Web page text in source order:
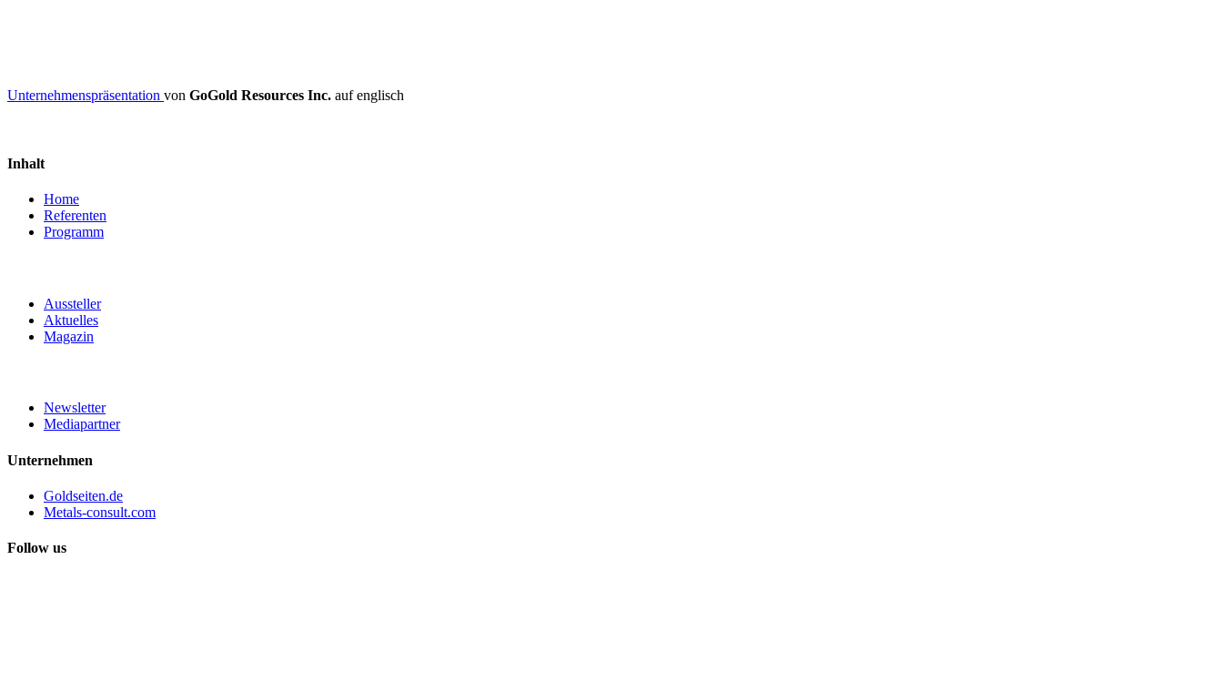
Unternehmenspräsentation von GoGold Resources Inc. auf englisch
Inhalt
Home
Referenten
Programm
Aussteller
Aktuelles
Magazin
Newsletter
Mediapartner
Unternehmen
Goldseiten.de
Metals-consult.com
Follow us